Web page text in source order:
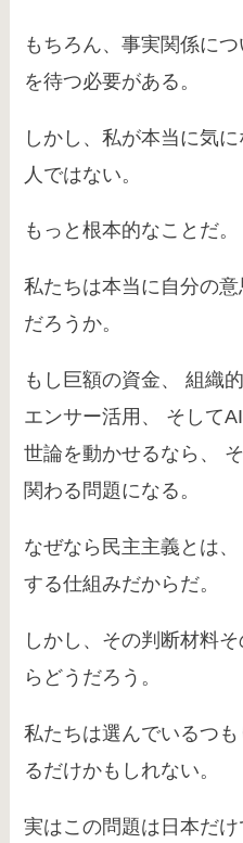
もちろん、事実関係に
を待つ必要がある。
しかし、私が本当に気
人ではない。
もっと根本的なことだ。
私たちは本当に自分の
だろうか。
もし巨額の資金、 組織
エンサー活用、 そして
世論を動かせるなら、
関わる問題になる。
なぜなら民主主義とは
する仕組みだからだ。
しかし、その判断材料
らどうだろう。
私たちは選んでいるつ
るだけかもしれない。
実はこの問題は日本だけ